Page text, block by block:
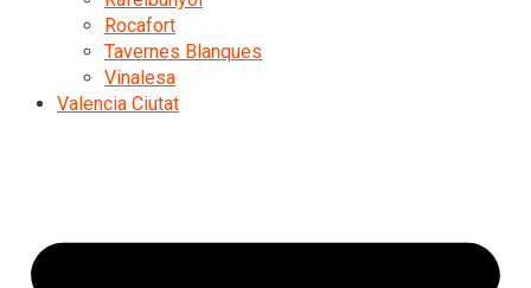
Rocafort
Tavernes Blanques
Vinalesa
Valencia Ciutat